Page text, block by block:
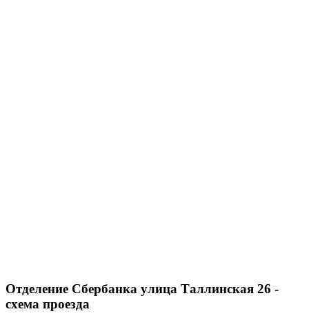
Отделение Сбербанка улица Таллинская 26 -
схема проезда